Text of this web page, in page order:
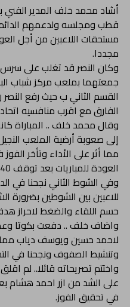
أشاد محمد خلف المدير
قطب ومجلسه ولدعمهم
مستحقات اللاعبين من أجل
مجددا.
الفارق مع اقرب منافسيه اتحاد
وقال محمد خلف .. المباراة
إلى صعوبة أرضية الملعب
مما أثر على الأداء وتأخر
العودة للمباريات بعد توقف 40 يوما.
وفي الشوط الثاني نجحنا في
للاعبين بين الشوطين بضرورة
حسم اللقاء والضغط لاحراز
واضاف خلف .. دفعت بكوتا
لاحمد حسين ويوسف دياب مما
وتنشيط الصفوف ونجحنا في
واختتم تصريحاته قائلا.. لم
على الشد من ازر احمد هشام
في تحقيق الفوز.